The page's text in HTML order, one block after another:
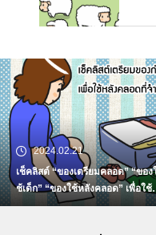
2024.02.15
8 อาหารที่แม่ให้นมห้ามทาน